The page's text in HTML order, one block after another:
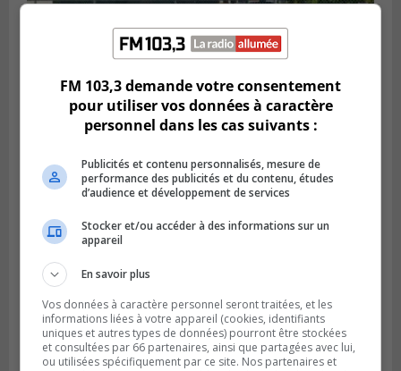
SAINT-HUBERT
Publié le 6 août 2026 à 09h39
deux stations de pompage
FM 103,3 demande votre consentement
pour utiliser vos données à caractère
personnel dans les cas suivants :
Publicités et contenu personnalisés, mesure de
performance des publicités et du contenu, études
d’audience et développement de services
Stocker et/ou accéder à des informations sur un
appareil
En savoir plus
Vos données à caractère personnel seront traitées, et les
informations liées à votre appareil (cookies, identifiants
uniques et autres types de données) pourront être stockées
et consultées par 66 partenaires, ainsi que partagées avec lui,
ou utilisées spécifiquement par ce site. Nos partenaires et